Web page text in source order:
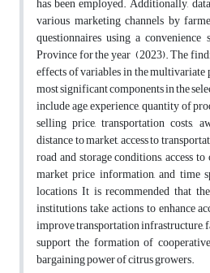
various marketing channels by
questionnaires using a
Province for the year (2023). The
effects of variables in the
most significant components in the
include age, experience, quantity of
selling price, transportation costs,
distance to market, access to
road and storage conditions, access
market price information, and time
locations It is recommended that
institutions take actions to enhance
improve transportation infrastructure,
support the formation of
bargaining power of citrus growers.